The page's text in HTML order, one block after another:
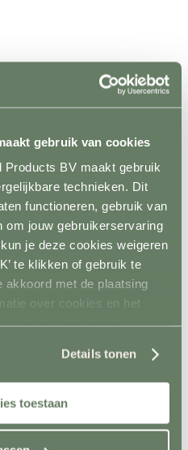
gebruik van cookies
BV maakt gebruik
technieken. Dit
functioneren, gebruik van
om jouw gebruikerservaring
je deze cookies weigeren
te klikken of gebruik te
akkoord met de plaatsing
over cookies en het
door Horsefriend
Details tonen
toestaan
omheining paarden